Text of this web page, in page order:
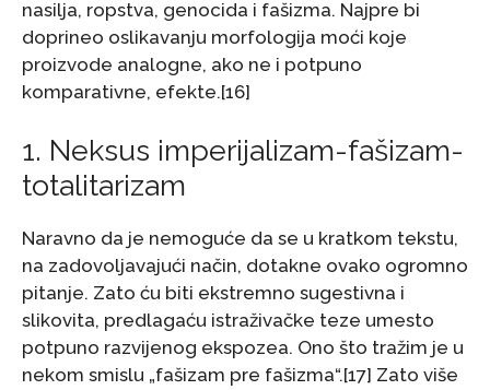
nasilja, ropstva, genocida i fašizma. Najpre bi
doprineo oslikavanju morfologija moći koje
proizvode analogne, ako ne i potpuno
komparativne, efekte.[16]
1. Neksus imperijalizam-fašizam-
totalitarizam
Naravno da je nemoguće da se u kratkom tekstu,
na zadovoljavajući način, dotakne ovako ogromno
pitanje. Zato ću biti ekstremno sugestivna i
slikovita, predlagaću istraživačke teze umesto
potpuno razvijenog ekspozea. Ono što tražim je u
nekom smislu „fašizam pre fašizma“.[17] Zato više